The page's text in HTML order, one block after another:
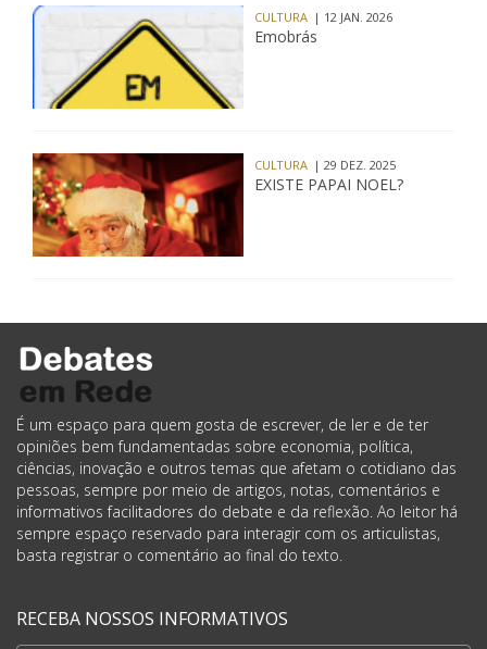
CULTURA | 12 JAN. 2026
Emobrás
CULTURA | 29 DEZ. 2025
EXISTE PAPAI NOEL?
É um espaço para quem gosta de escrever, de ler e de ter
opiniões bem fundamentadas sobre economia, política,
ciências, inovação e outros temas que afetam o cotidiano das
pessoas, sempre por meio de artigos, notas, comentários e
informativos facilitadores do debate e da reflexão. Ao leitor há
sempre espaço reservado para interagir com os articulistas,
basta registrar o comentário ao final do texto.
RECEBA NOSSOS INFORMATIVOS